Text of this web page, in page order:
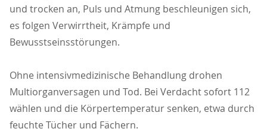
und trocken an, Puls und Atmung beschleunigen sich,
es folgen Verwirrtheit, Krämpfe und
Bewusstseinsstörungen.
Ohne intensivmedizinische Behandlung drohen
Multiorganversagen und Tod. Bei Verdacht sofort 112
wählen und die Körpertemperatur senken, etwa durch
feuchte Tücher und Fächern.